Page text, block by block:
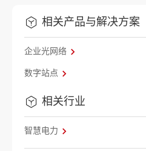
相关产品与解决方案
企业光网络
数字站点
相关行业
智慧电力